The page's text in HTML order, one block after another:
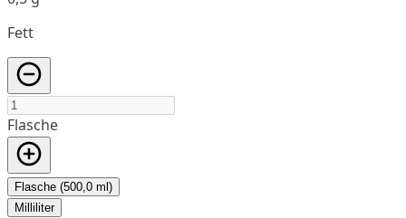
Fett
Flasche
Flasche (500,0 ml)
Milliliter